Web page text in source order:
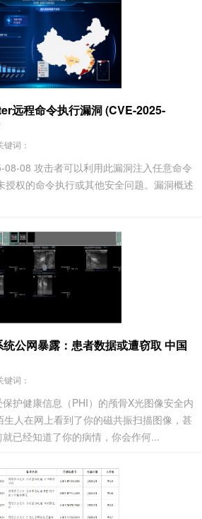
远程命令执行漏洞 (CVE-2025-
键词：
08 攻击者可以利用此漏洞注入任意命令
授权的命令执行或其他安全问题。漏洞概述
公网暴露：患者数据或遭窃取 中国
键词：
护健康信息（PHI）的颅骨X光图像安全内
人在网上看到了你的磁共振扫描图像，甚
已经知道了你的病情，你会作何...